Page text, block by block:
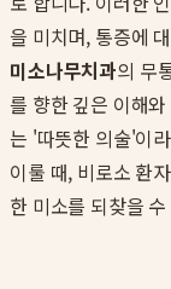
을 미치며, 통증에
미소나무치과의 무
를 향한 깊은 이해
는 '따뜻한 의술'이
이룰 때, 비로소 환
한 미소를 되찾을